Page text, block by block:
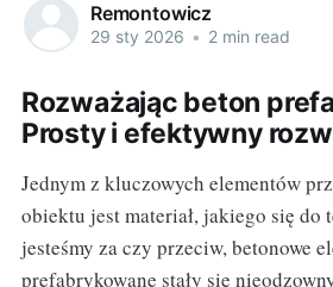
Remontowicz
29 sty 2026 • 2 min read
Rozważając beton
Prosty i efektywny
Jednym z kluczowych elementów
obiektu jest materiał, jakiego się do
jesteśmy za czy przeciw, betonowe
prefabrykowane stały się